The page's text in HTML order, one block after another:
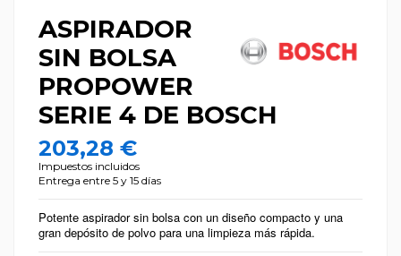
ASPIRADOR
SIN BOLSA
PROPOWER
SERIE 4 DE BOSCH
203,28 €
Impuestos incluidos
Entrega entre 5 y 15 días
Potente aspirador sin bolsa con un diseño compacto y una
gran depósito de polvo para una limpieza más rápida.